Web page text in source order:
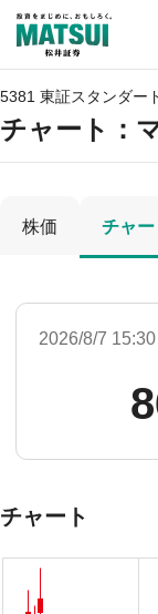
5381 東証スタンダー
チャート：
株価 チャー
2026/8/7 15:30
チャート